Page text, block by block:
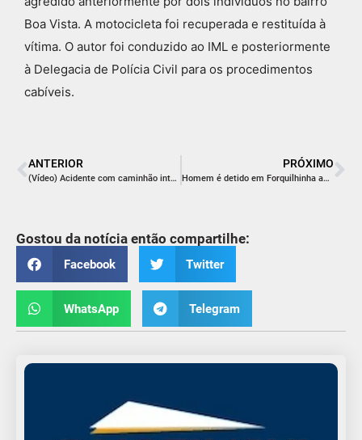
Boa Vista. A motocicleta foi recuperada e restituída à
vítima. O autor foi conduzido ao IML e posteriormente
à Delegacia de Polícia Civil para os procedimentos
cabíveis.
ANTERIOR
(Vídeo) Acidente com caminhão interdita totalmente a Serra do Rio do Rastro
PRÓXIMO
Homem é detido em Forquilhinha após mulher acionar botão do pânico
Gostou da notícia então compartilhe:
Facebook Twitter
WhatsApp Telegram